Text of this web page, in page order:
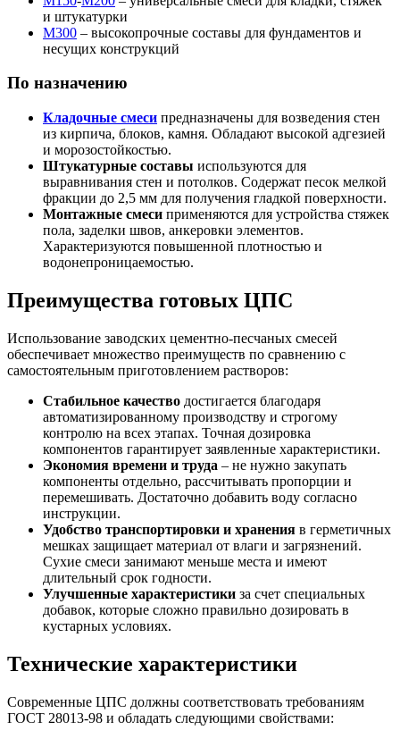
и штукатурки
М300 – высокопрочные составы для фундаментов и
несущих конструкций
По назначению
Кладочные смеси предназначены для возведения стен
из кирпича, блоков, камня. Обладают высокой адгезией
и морозостойкостью.
Штукатурные составы используются для
выравнивания стен и потолков. Содержат песок мелкой
фракции до 2,5 мм для получения гладкой поверхности.
Монтажные смеси применяются для устройства стяжек
пола, заделки швов, анкеровки элементов.
Характеризуются повышенной плотностью и
водонепроницаемостью.
Преимущества готовых ЦПС
Использование заводских цементно-песчаных смесей
обеспечивает множество преимуществ по сравнению с
самостоятельным приготовлением растворов:
Стабильное качество достигается благодаря
автоматизированному производству и строгому
контролю на всех этапах. Точная дозировка
компонентов гарантирует заявленные характеристики.
Экономия времени и труда – не нужно закупать
компоненты отдельно, рассчитывать пропорции и
перемешивать. Достаточно добавить воду согласно
инструкции.
Удобство транспортировки и хранения в герметичных
мешках защищает материал от влаги и загрязнений.
Сухие смеси занимают меньше места и имеют
длительный срок годности.
Улучшенные характеристики за счет специальных
добавок, которые сложно правильно дозировать в
кустарных условиях.
Технические характеристики
Современные ЦПС должны соответствовать требованиям
ГОСТ 28013-98 и обладать следующими свойствами: